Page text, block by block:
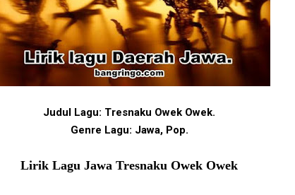
Judul Lagu: Tresnaku Owek Owek.
Genre Lagu: Jawa, Pop.
Lirik Lagu Jawa Tresnaku Owek Owek